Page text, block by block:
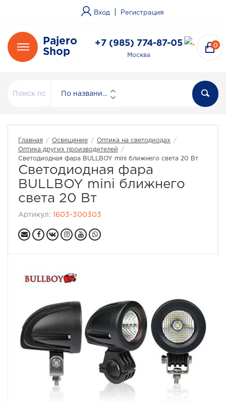
Вход Регистрация
Pajero
Shop
+7 (985) 774-87-05
Москва
0
По названию
Главная / Освещение / Оптика на светодиодах
/
Оптика других производителей
/
Светодиодная фара BULLBOY mini ближнего света 20 Вт
Светодиодная фара
BULLBOY mini ближнего
света 20 Вт
Артикул: 1603-300303